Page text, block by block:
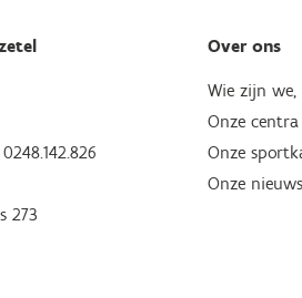
273
Over ons
Wie zijn
Onze centra
Onze
Onze